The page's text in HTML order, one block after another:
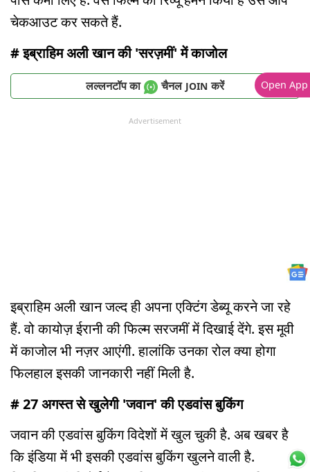
चेकआउट कर सकते हैं.
# इब्राहिम अली खान की 'सरज़मीं' में काजोल
लल्लनटॉप का चैनल JOIN करें
Advertisement
इब्राहिम अली खान जल्द ही अपना एक्टिंग डेब्यू करने जा रहे
हैं. वो कायोज़ ईरानी की फिल्म सरजमीं में दिखाई देंगे. इस मूवी
में काजोल भी नज़र आएंगी. हालांकि उनका रोल क्या होगा
फिलहाल इसकी जानकारी नहीं मिली है.
# 27 अगस्त से खुलेगी 'जवान' की एडवांस बुकिंग
जवान की एडवांस बुकिंग विदेशों में खुल चुकी है. अब खबर है
कि इंडिया में भी इसकी एडवांस बुकिंग खुलने वाली है.
Open App